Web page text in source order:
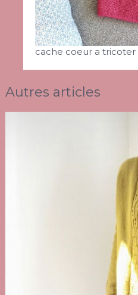
cache coeur a tricoter
Autres articles